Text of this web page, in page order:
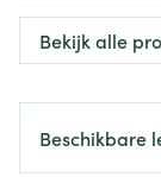
Bekijk alle
Beschikbare